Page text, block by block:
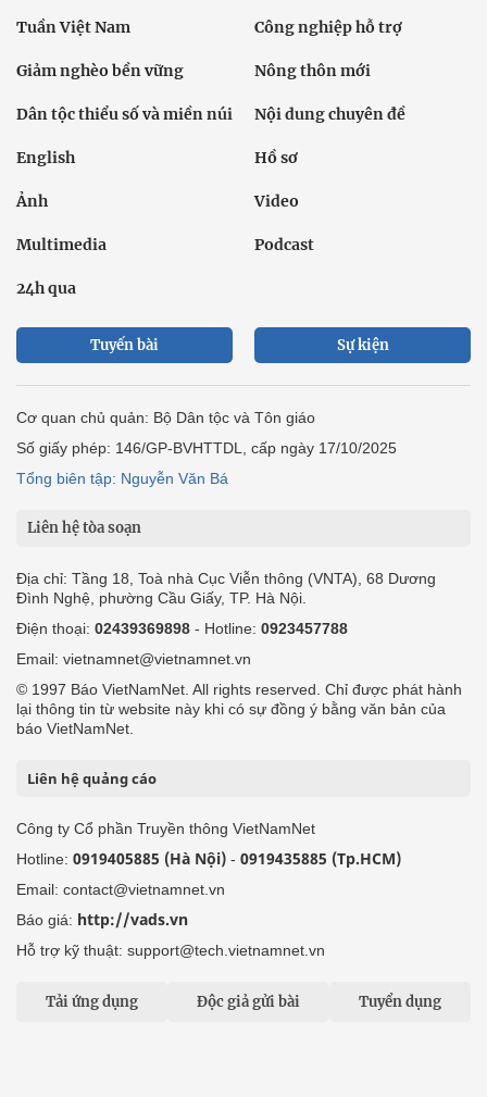
Tuần Việt Nam Công nghiệp hỗ trợ
Giảm nghèo bền vững Nông thôn mới
Dân tộc thiểu số và miền núi Nội dung chuyên đề
English Hồ sơ
Ảnh Video
Multimedia Podcast
24h qua
Tuyến bài Sự kiện
Cơ quan chủ quản: Bộ Dân tộc và Tôn giáo
Số giấy phép: 146/GP-BVHTTDL, cấp ngày 17/10/2025
Tổng biên tập: Nguyễn Văn Bá
Liên hệ tòa soạn
Địa chỉ: Tầng 18, Toà nhà Cục Viễn thông (VNTA), 68 Dương
Đình Nghệ, phường Cầu Giấy, TP. Hà Nội.
Điện thoại: 02439369898 - Hotline: 0923457788
Email: vietnamnet@vietnamnet.vn
© 1997 Báo VietNamNet. All rights reserved. Chỉ được phát hành
lại thông tin từ website này khi có sự đồng ý bằng văn bản của
báo VietNamNet.
Liên hệ quảng cáo
Công ty Cổ phần Truyền thông VietNamNet
Hotline: 0919405885 (Hà Nội) - 0919435885 (Tp.HCM)
Email: contact@vietnamnet.vn
Báo giá: http://vads.vn
Hỗ trợ kỹ thuật: support@tech.vietnamnet.vn
Tải ứng dụng Độc giả gửi bài Tuyển dụng